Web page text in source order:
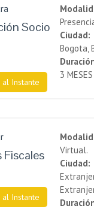
Socio
Instante
Ciudad:
Bogota,
3 MESES
Instante
Virtual.
Ciudad: